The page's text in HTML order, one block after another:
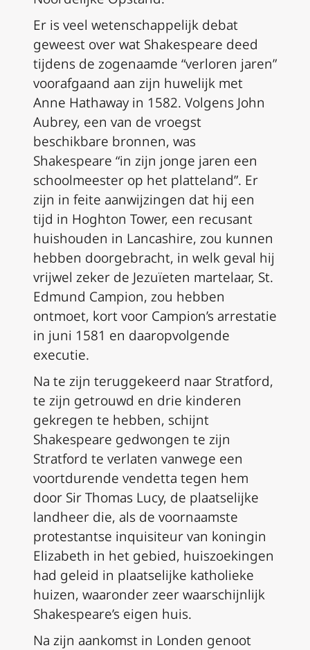
Er is veel wetenschappelijk debat
geweest over wat Shakespeare deed
tijdens de zogenaamde “verloren jaren”
voorafgaand aan zijn huwelijk met
Anne Hathaway in 1582. Volgens John
Aubrey, een van de vroegst
beschikbare bronnen, was
Shakespeare “in zijn jonge jaren een
schoolmeester op het platteland”. Er
zijn in feite aanwijzingen dat hij een
tijd in Hoghton Tower, een recusant
huishouden in Lancashire, zou kunnen
hebben doorgebracht, in welk geval hij
vrijwel zeker de Jezuïeten martelaar, St.
Edmund Campion, zou hebben
ontmoet, kort voor Campion’s arrestatie
in juni 1581 en daaropvolgende
executie.
Na te zijn teruggekeerd naar Stratford,
te zijn getrouwd en drie kinderen
gekregen te hebben, schijnt
Shakespeare gedwongen te zijn
Stratford te verlaten vanwege een
voortdurende vendetta tegen hem
door Sir Thomas Lucy, de plaatselijke
landheer die, als de voornaamste
protestantse inquisiteur van koningin
Elizabeth in het gebied, huiszoekingen
had geleid in plaatselijke katholieke
huizen, waaronder zeer waarschijnlijk
Shakespeare’s eigen huis.
Na zijn aankomst in Londen genoot